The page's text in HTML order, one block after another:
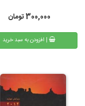
300,000تومان
| افزودن به سبد خرید